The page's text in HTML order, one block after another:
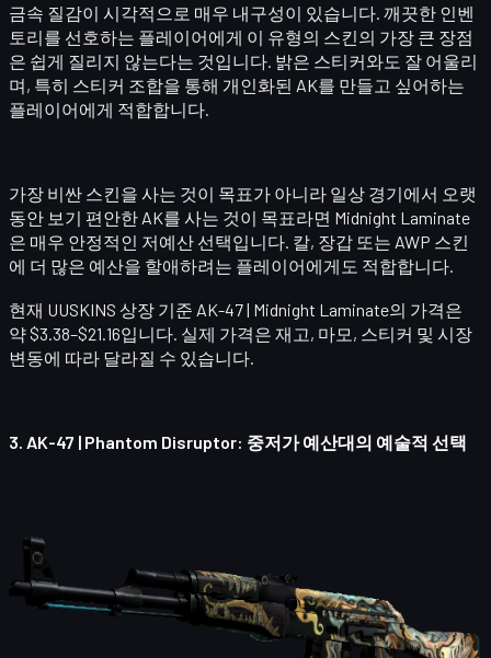
금속 질감이 시각적으로 매우 내구성이 있습니다. 깨끗한 인벤
토리를 선호하는 플레이어에게 이 유형의 스킨의 가장 큰 장점
은 쉽게 질리지 않는다는 것입니다. 밝은 스티커와도 잘 어울리
며, 특히 스티커 조합을 통해 개인화된 AK를 만들고 싶어하는
플레이어에게 적합합니다.
가장 비싼 스킨을 사는 것이 목표가 아니라 일상 경기에서 오랫
동안 보기 편안한 AK를 사는 것이 목표라면 Midnight Laminate
은 매우 안정적인 저예산 선택입니다. 칼, 장갑 또는 AWP 스킨
에 더 많은 예산을 할애하려는 플레이어에게도 적합합니다.
현재 UUSKINS 상장 기준 AK-47 | Midnight Laminate의 가격은
약 $3.38–$21.16입니다. 실제 가격은 재고, 마모, 스티커 및 시장
변동에 따라 달라질 수 있습니다.
3. AK-47 | Phantom Disruptor: 중저가 예산대의 예술적 선택